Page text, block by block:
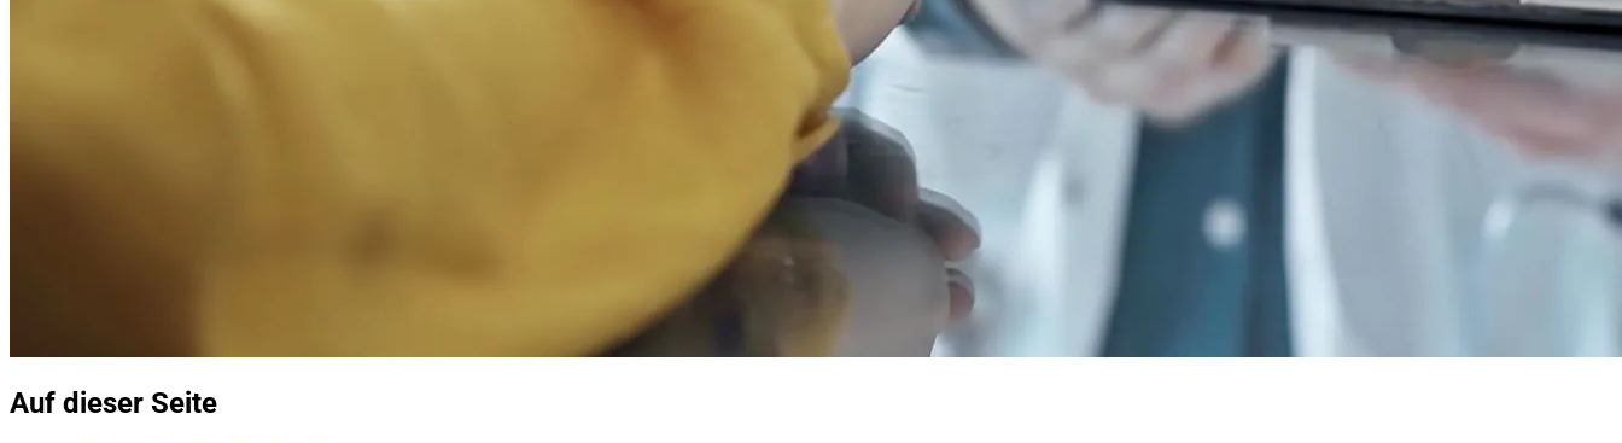
Auf dieser Seite